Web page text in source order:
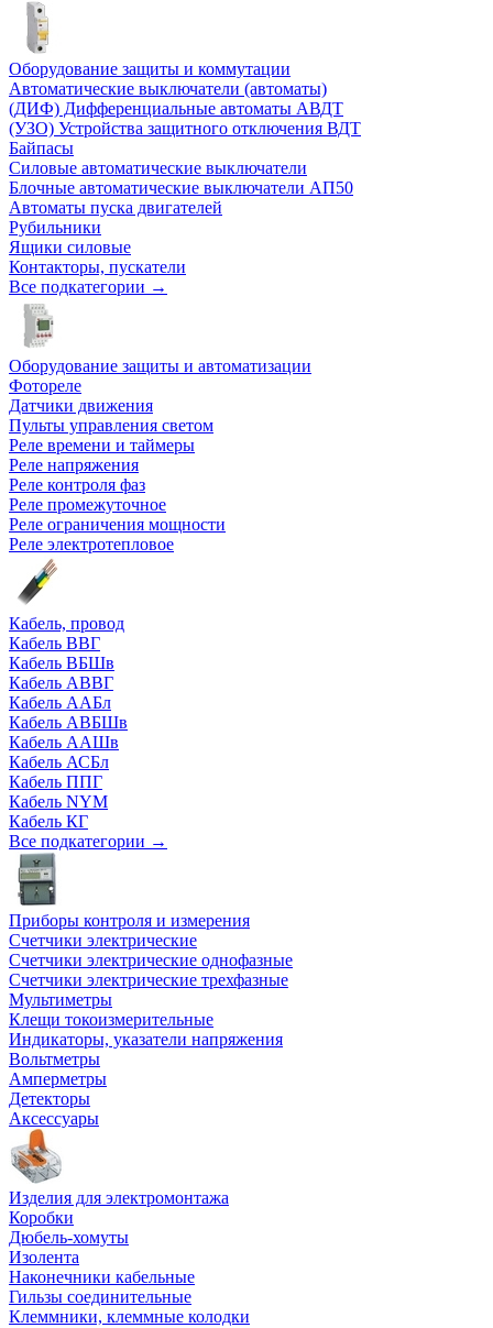
Оборудование защиты и коммутации
Автоматические выключатели (автоматы)
(ДИФ) Дифференциальные автоматы АВДТ
(УЗО) Устройства защитного отключения ВДТ
Байпасы
Силовые автоматические выключатели
Блочные автоматические выключатели АП50
Автоматы пуска двигателей
Рубильники
Ящики силовые
Контакторы, пускатели
Все подкатегории →
Оборудование защиты и автоматизации
Фотореле
Датчики движения
Пульты управления светом
Реле времени и таймеры
Реле напряжения
Реле контроля фаз
Реле промежуточное
Реле ограничения мощности
Реле электротепловое
Кабель, провод
Кабель ВВГ
Кабель ВБШв
Кабель АВВГ
Кабель ААБл
Кабель АВБШв
Кабель ААШв
Кабель АСБл
Кабель ППГ
Кабель NYM
Кабель КГ
Все подкатегории →
Приборы контроля и измерения
Счетчики электрические
Счетчики электрические однофазные
Счетчики электрические трехфазные
Мультиметры
Клещи токоизмерительные
Индикаторы, указатели напряжения
Вольтметры
Амперметры
Детекторы
Аксессуары
Изделия для электромонтажа
Коробки
Дюбель-хомуты
Изолента
Наконечники кабельные
Гильзы соединительные
Клеммники, клеммные колодки